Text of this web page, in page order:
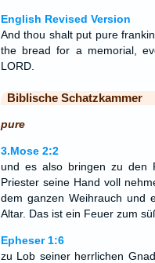
English Revised Version
And thou shalt put pure
the bread for a memorial,
LORD.
Biblische Schatzkammer
pure
3.Mose 2:2
und es also bringen zu den
Priester seine Hand voll
dem ganzen Weihrauch und
Altar. Das ist ein Feuer zum
Epheser 1:6
zu Lob seiner herrlichen